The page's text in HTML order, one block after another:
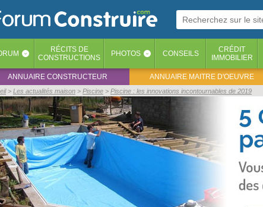
‹ RÉCITS DE
CONSTRUCTIONS
PHOTOS ‹ CONSEILS
CRÉDIT
IMMOBILIER
ANNUAIRE CONSTRUCTEUR ANNUAIRE MAITRE D'OEUVRE
Les actualités maison Piscine Piscine : les innovations incontournables de 2019